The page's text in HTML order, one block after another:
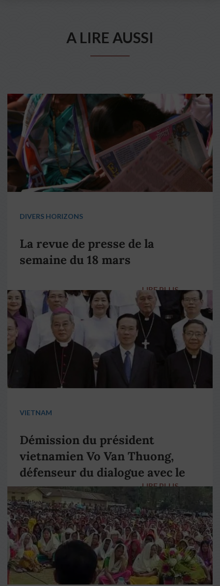
A LIRE AUSSI
DIVERS HORIZONS
La revue de presse de la
semaine du 18 mars
LIRE PLUS →
VIETNAM
Démission du président
vietnamien Vo Van Thuong,
défenseur du dialogue avec le
pape François
LIRE PLUS →